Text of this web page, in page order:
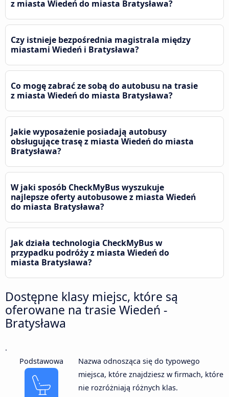
z miasta Wiedeń do miasta Bratysława?
Czy istnieje bezpośrednia magistrala między
miastami Wiedeń i Bratysława?
Co mogę zabrać ze sobą do autobusu na trasie
z miasta Wiedeń do miasta Bratysława?
Jakie wyposażenie posiadają autobusy
obsługujące trasę z miasta Wiedeń do miasta
Bratysława?
W jaki sposób CheckMyBus wyszukuje
najlepsze oferty autobusowe z miasta Wiedeń
do miasta Bratysława?
Jak działa technologia CheckMyBus w
przypadku podróży z miasta Wiedeń do
miasta Bratysława?
Dostępne klasy miejsc, które są
oferowane na trasie Wiedeń -
Bratysława
.
Podstawowa
Nazwa odnosząca się do typowego
miejsca, które znajdziesz w firmach, które
nie rozróżniają różnych klas.